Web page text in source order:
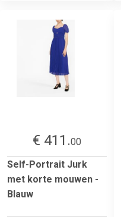
€ 411.00
Self-Portrait Jurk
met korte mouwen -
Blauw